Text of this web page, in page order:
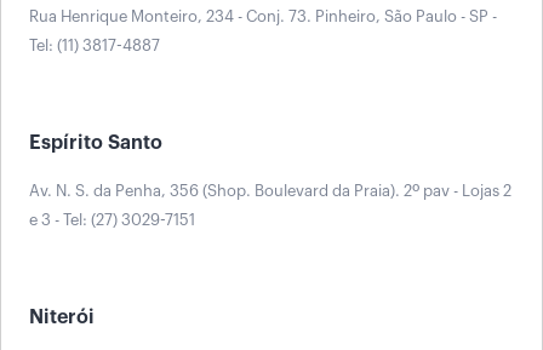
Rua Henrique Monteiro, 234 - Conj. 73. Pinheiro, São Paulo - SP -
Tel: (11) 3817-4887
Espírito Santo
Av. N. S. da Penha, 356 (Shop. Boulevard da Praia). 2º pav - Lojas 2
e 3 - Tel: (27) 3029-7151
Niterói